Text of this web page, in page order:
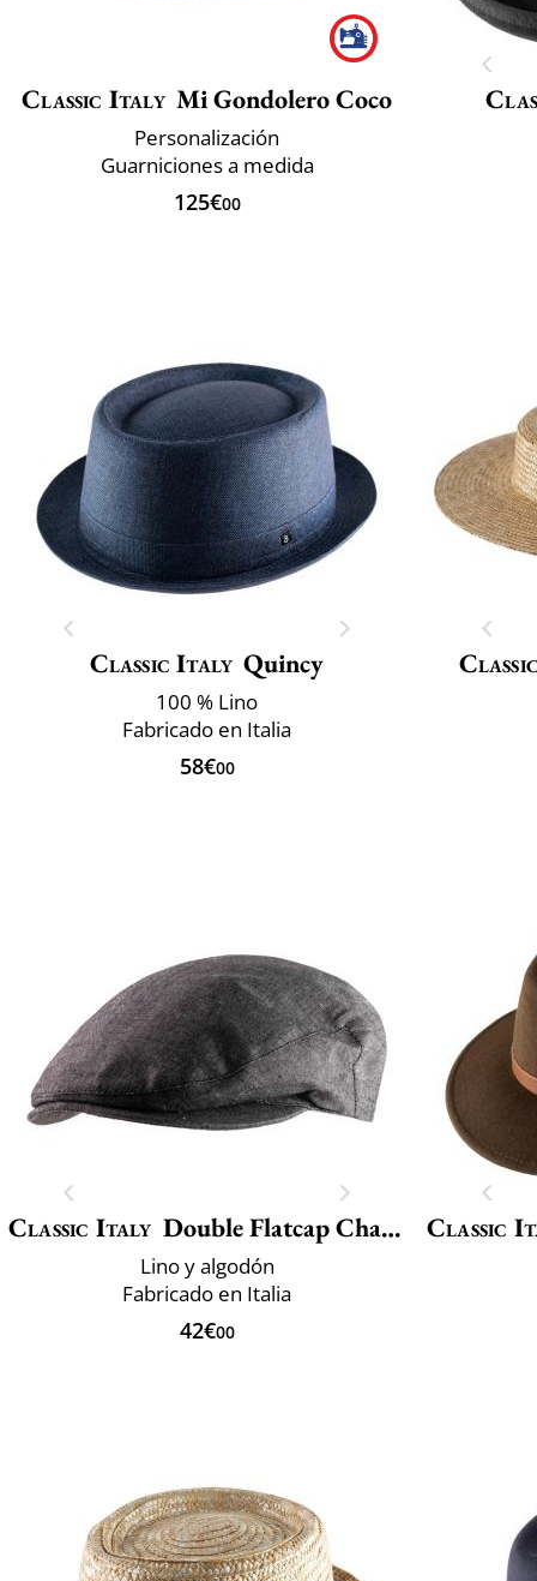
Classic Italy Mi Gondolero Coco
Personalización
Guarniciones a medida
125€00
Classic Italy Quincy
100 % Lino
Fabricado en Italia
58€00
Classic Italy Double Flatcap Chambray
Lino y algodón
Fabricado en Italia
42€00
Classic